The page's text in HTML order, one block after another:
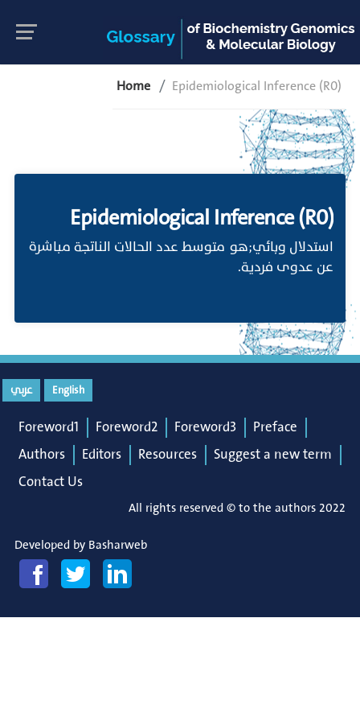
Home Epidemiological Inference (R​0​)
Epidemiological Inference (R​0​)
استدلال وبائي;هو متوسط عدد الحالات الناتجة مباشرة
عن عدوى فردية.
English عربي
Foreword1 Foreword2 Foreword3
Preface
Authors
Editors Resources
Suggest a new term
Contact Us
All rights reserved © to the authors 2022
Developed by Basharweb